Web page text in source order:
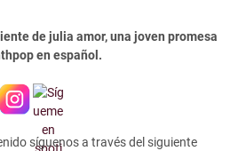
de julia amor, una joven promesa
en español.
síguenos a través del siguiente